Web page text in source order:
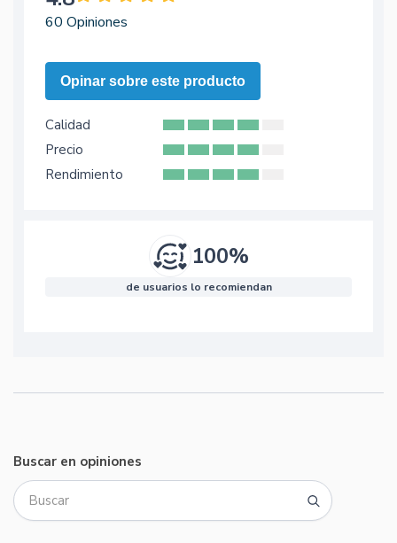
60 Opiniones
Opinar sobre este producto
Calidad
Precio
Rendimiento
100%
de usuarios lo recomiendan
Buscar en opiniones